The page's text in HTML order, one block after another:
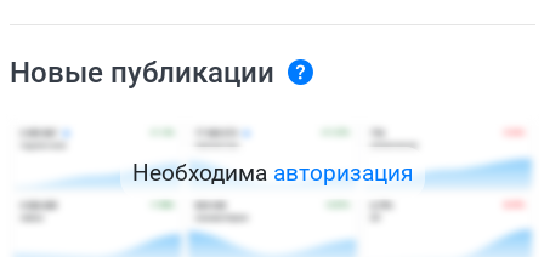
Новые публикации
Необходима авторизация